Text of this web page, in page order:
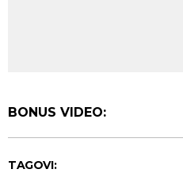
BONUS VIDEO:
TAGOVI: